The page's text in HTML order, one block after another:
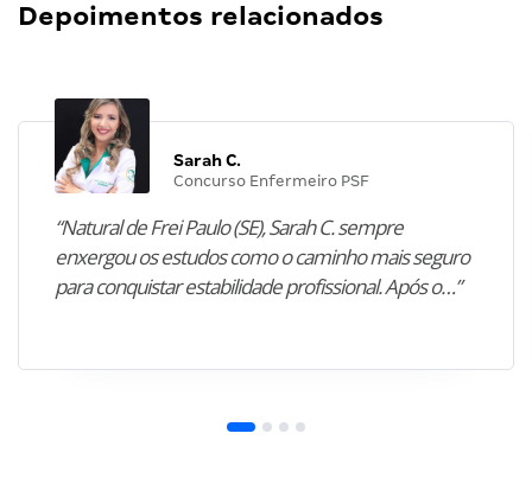
Depoimentos relacionados
Sarah C.
Concurso Enfermeiro PSF
“Natural de Frei Paulo (SE), Sarah C. sempre
enxergou os estudos como o caminho mais seguro
para conquistar estabilidade profissional. Após o…”